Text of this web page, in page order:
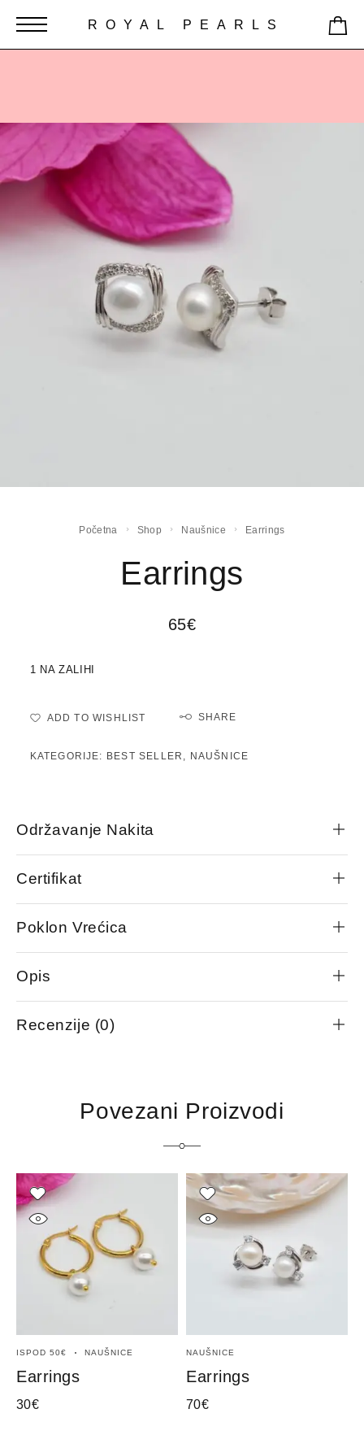
ROYAL PEARLS
Početna Shop Naušnice Earrings
Earrings
65€
1 NA ZALIHI
ADD TO WISHLIST SHARE
KATEGORIJE: BEST SELLER , NAUŠNICE
Održavanje Nakita
Certifikat
Poklon Vrećica
Opis
Recenzije (0)
Povezani Proizvodi
ISPOD 50€ NAUŠNICE
Earrings
30€
NAUŠNICE
Earrings
70€